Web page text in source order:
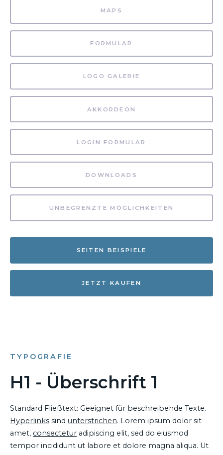
MAPS
FORMULAR
LOGO GALERIE
AKKORDEON
LOGIN FORMULAR
DOWNLOADS
UNBEGRENZTE MÖGLICHKEITEN
SEITEN BEISPIELE
JETZT KAUFEN
TYPOGRAFIE
H1 - Überschrift 1
Standard Fließtext: Geeignet für beschreibende Texte.
Hyperlinks sind unterstrichen. Lorem ipsum dolor sit
amet, consectetur adipiscing elit, sed do eiusmod
tempor incididunt ut labore et dolore magna aliqua. Ut